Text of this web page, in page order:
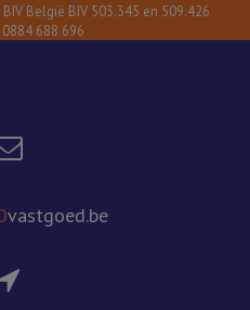
België BIV 503.345 en 509.426
688 696
vastgoed.be